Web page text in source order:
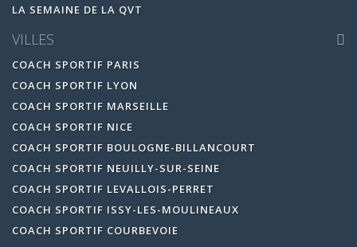
LA SEMAINE DE LA QVT
VILLES
COACH SPORTIF PARIS
COACH SPORTIF LYON
COACH SPORTIF MARSEILLE
COACH SPORTIF NICE
COACH SPORTIF BOULOGNE-BILLANCOURT
COACH SPORTIF NEUILLY-SUR-SEINE
COACH SPORTIF LEVALLOIS-PERRET
COACH SPORTIF ISSY-LES-MOULINEAUX
COACH SPORTIF COURBEVOIE